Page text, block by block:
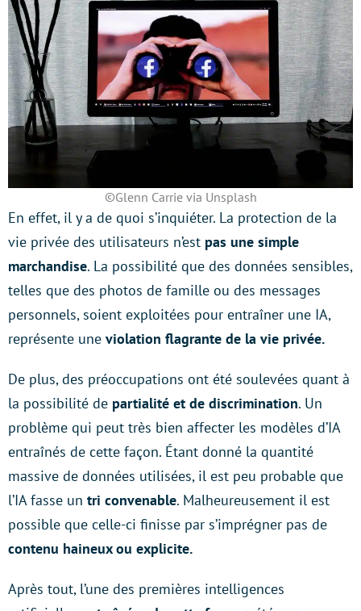
©Glenn Carrie via Unsplash
En effet, il y a de quoi s’inquiéter. La protection de la
vie privée des utilisateurs n’est pas une simple
marchandise. La possibilité que des données sensibles,
telles que des photos de famille ou des messages
personnels, soient exploitées pour entraîner une IA,
représente une violation flagrante de la vie privée.
De plus, des préoccupations ont été soulevées quant à
la possibilité de partialité et de discrimination. Un
problème qui peut très bien affecter les modèles d’IA
entraînés de cette façon. Étant donné la quantité
massive de données utilisées, il est peu probable que
l’IA fasse un tri convenable. Malheureusement il est
possible que celle-ci finisse par s’imprégner pas de
contenu haineux ou explicite.
Après tout, l’une des premières intelligences